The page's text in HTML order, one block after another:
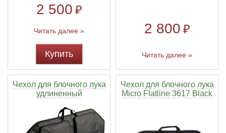
2 500 ₽
Читать далее »
Купить
2 800 ₽
Читать далее »
Чехол для блочного лука
удлиненный
Чехол для блочного лука
Micro Flatline 3617 Black